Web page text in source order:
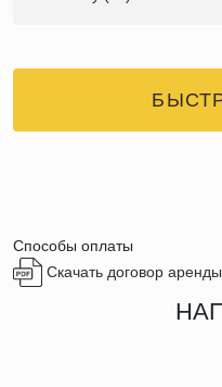
Способы оплаты
Скачать договор аренды